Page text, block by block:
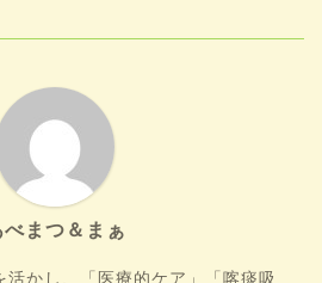
べまつ＆まぁ
活かし、「医療的ケア」「喀痰吸